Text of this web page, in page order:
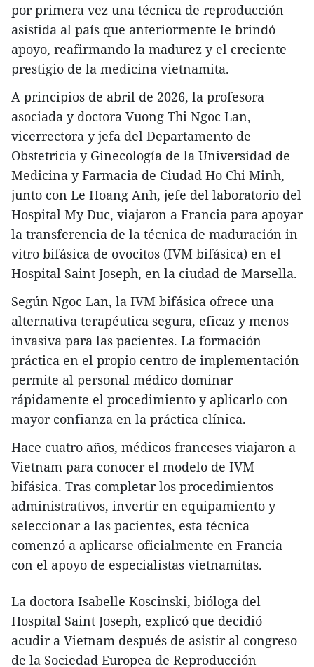
por primera vez una técnica de reproducción
asistida al país que anteriormente le brindó
apoyo, reafirmando la madurez y el creciente
prestigio de la medicina vietnamita.​
A principios de abril de 2026, la profesora
asociada y doctora Vuong Thi Ngoc Lan,
vicerrectora y jefa del Departamento de
Obstetricia y Ginecología de la Universidad de
Medicina y Farmacia de Ciudad Ho Chi Minh,
junto con Le Hoang Anh, jefe del laboratorio del
Hospital My Duc, viajaron a Francia para apoyar
la transferencia de la técnica de maduración in
vitro bifásica de ovocitos (IVM bifásica) en el
Hospital Saint Joseph, en la ciudad de Marsella.​
Según Ngoc Lan, la IVM bifásica ofrece una
alternativa terapéutica segura, eficaz y menos
invasiva para las pacientes. La formación
práctica en el propio centro de implementación
permite al personal médico dominar
rápidamente el procedimiento y aplicarlo con
mayor confianza en la práctica clínica.​
Hace cuatro años, médicos franceses viajaron a
Vietnam para conocer el modelo de IVM
bifásica. Tras completar los procedimientos
administrativos, invertir en equipamiento y
seleccionar a las pacientes, esta técnica
comenzó a aplicarse oficialmente en Francia
con el apoyo de especialistas vietnamitas.​
La doctora Isabelle Koscinski, bióloga del
Hospital Saint Joseph, explicó que decidió
acudir a Vietnam después de asistir al congreso
de la Sociedad Europea de Reproducción